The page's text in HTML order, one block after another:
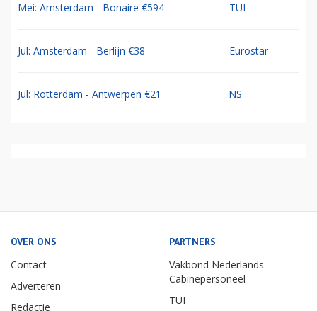
Mei: Amsterdam - Bonaire €594 TUI
Jul: Amsterdam - Berlijn €38 Eurostar
Jul: Rotterdam - Antwerpen €21 NS
OVER ONS
Contact
Adverteren
Redactie
PARTNERS
Vakbond Nederlands
Cabinepersoneel
TUI